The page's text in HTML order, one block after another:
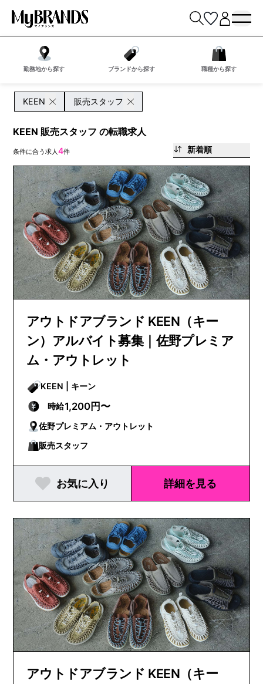
勤務地から探す ブランドから探す 職種から探す
KEEN 販売スタッフ
KEEN 販売スタッフ の転職求人
条件に合う求人4件 新着順
アウトドアブランド KEEN（キー
ン）アルバイト募集｜佐野プレミア
ム・アウトレット
KEEN | キーン
時給1,200円〜
佐野プレミアム・アウトレット
販売スタッフ
お気に入り 詳細を見る
アウトドアブランド KEEN（キー